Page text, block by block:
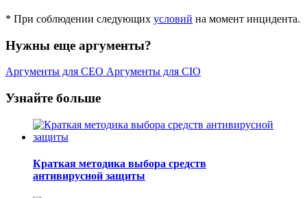
* При соблюдении следующих условий на момент инцидента.
Нужны еще аргументы?
Аргументы для CEO Аргументы для CIO
Узнайте больше
Краткая методика выбора средств
антивирусной защиты